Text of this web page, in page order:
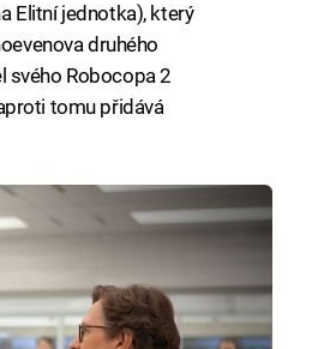
Elitní jednotka), který
druhého
svého Robocopa 2
tomu přidává